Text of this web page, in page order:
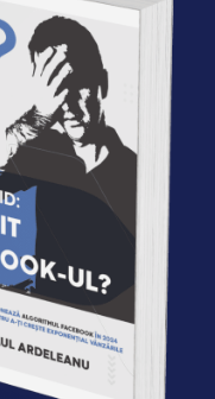
ai vieții moderne. De la
noaptea
lor este
electrician? Hai să
pentru zi Ziua
[...]
26/01/2025